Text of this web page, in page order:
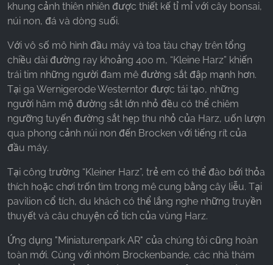
khung cảnh thiên nhiên được thiết kế tỉ mỉ với cây bonsai,
núi non, đá và dòng suối.
Với vô số mô hình đầu máy và toa tàu chạy trên tổng
chiều dài đường ray khoảng 400 m, “Kleine Harz” khiến
trái tim những người đam mê đường sắt đập mạnh hơn.
Tại ga Wernigerode Westerntor được tái tạo, những
người hâm mộ đường sắt lớn nhỏ đều có thể chiêm
ngưỡng tuyến đường sắt hẹp thu nhỏ của Harz, uốn lượn
qua phong cảnh núi non đến Brocken với tiếng rít của
đầu máy.
Tại công trường “Kleiner Harz”, trẻ em có thể đào bới thỏa
thích hoặc chơi trốn tìm trong mê cung bằng cây liễu. Tại
pavilion cổ tích, du khách có thể lắng nghe những truyền
thuyết và câu chuyện cổ tích của vùng Harz.
Ứng dụng "Miniaturenpark AR" của chúng tôi cũng hoàn
toàn mới. Cùng với nhóm Brockenbande, các nhà thám